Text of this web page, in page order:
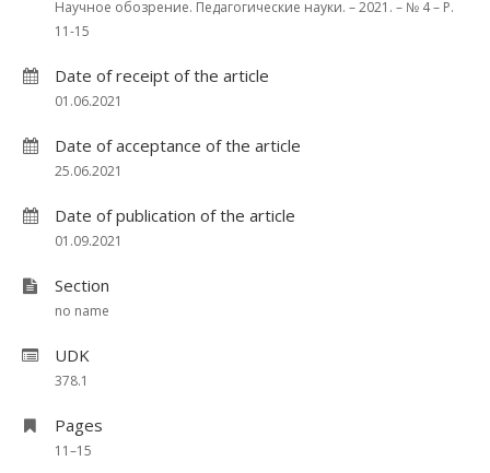
Научное обозрение. Педагогические науки. – 2021. – № 4 – P.
11-15
Date of receipt of the article
01.06.2021
Date of acceptance of the article
25.06.2021
Date of publication of the article
01.09.2021
Section
no name
UDK
378.1
Pages
11–15